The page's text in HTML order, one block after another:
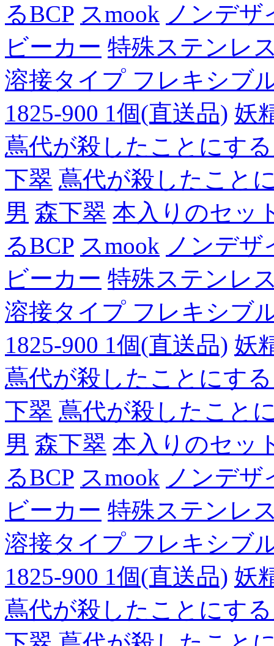
るBCP スmook ノンデザ
ビーカー 特殊ステンレ
溶接タイプ フレキシブ
1825-900 1個(直送品) 妖
蔦代が殺したことにす
下翠 蔦代が殺したこと
男 森下翠 本入りのセッ
るBCP スmook ノンデザ
ビーカー 特殊ステンレ
溶接タイプ フレキシブ
1825-900 1個(直送品) 妖
蔦代が殺したことにす
下翠 蔦代が殺したこと
男 森下翠 本入りのセッ
るBCP スmook ノンデザ
ビーカー 特殊ステンレ
溶接タイプ フレキシブ
1825-900 1個(直送品) 妖
蔦代が殺したことにす